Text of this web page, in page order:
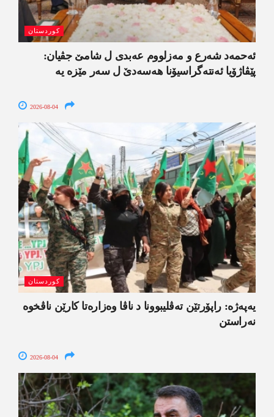
کوردستان
ئەحمەد شەرع و مەزلووم عەبدی ل شامێ جڤیان:
پێڤاژۆیا ئەنتەگراسیۆنا ھەسەدێ ل سەر مێزە یە
2026-08-04
کوردستان
یەپەژە: راپۆرتێن تەڤلیبوونا د ناڤا وەزارەتا کارێن ناڤخوە
نەراستن
2026-08-04